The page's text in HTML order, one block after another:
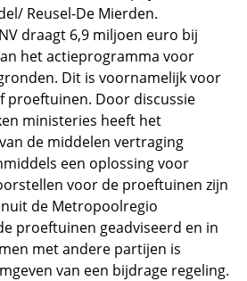
Reusel-De Mierden.
draagt 6,9 miljoen euro bij
het actieprogramma voor
Dit is voornamelijk voor
proeftuinen. Door discussie
ministeries heeft het
de middelen vertraging
een oplossing voor
voor de proeftuinen zijn
de Metropoolregio
proeftuinen geadviseerd en in
met andere partijen is
van een bijdrage regeling.